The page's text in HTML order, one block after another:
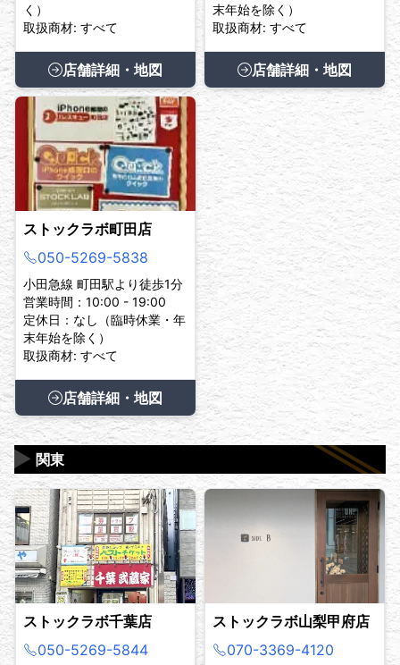
く）
取扱商材: すべて
店舗詳細・地図
末年始を除く）
取扱商材: すべて
店舗詳細・地図
ストックラボ町田店
050-5269-5838
小田急線 町田駅より徒歩1分
営業時間：10:00 - 19:00
定休日：なし（臨時休業・年
末年始を除く）
取扱商材: すべて
店舗詳細・地図
関東
▶
ストックラボ千葉店
050-5269-5844
ストックラボ山梨甲府店
070-3369-4120